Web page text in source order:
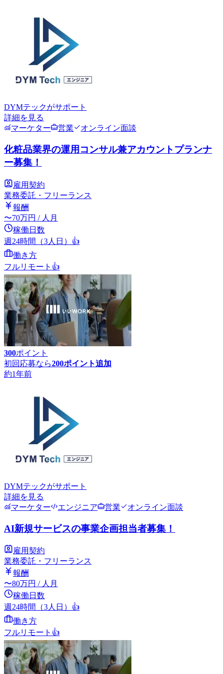
DYMテックがサポート
詳細を見る
マーケター
営業 オンライン面談
化粧品業界の運用コンサル兼アカウントプランナ
ー募集！
雇用契約
業務委託・フリーランス
報酬
〜70万円 / 人月
稼働日数
週24時間（3人日） 👍
働き方
フルリモート 👍
300ポイント
初回応募なら200ポイント追加
約1年前
DYMテックがサポート
詳細を見る
マーケター
エンジニア 営業 オンライン面談
AI新規サービスの事業企画担当者募集！
雇用契約
業務委託・フリーランス
報酬
〜80万円 / 人月
稼働日数
週24時間（3人日） 👍
働き方
フルリモート 👍